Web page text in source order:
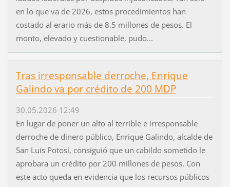
en lo que va de 2026, estos procedimientos han
costado al erario más de 8.5 millones de pesos. El
monto, elevado y cuestionable, pudo...
Tras irresponsable derroche, Enrique
Galindo va por crédito de 200 MDP
30.05.2026 12:49
En lugar de poner un alto al terrible e irresponsable
derroche de dinero público, Enrique Galindo, alcalde de
San Luis Potosí, consiguió que un cabildo sometido le
aprobara un crédito por 200 millones de pesos. Con
este acto queda en evidencia que los recursos públicos